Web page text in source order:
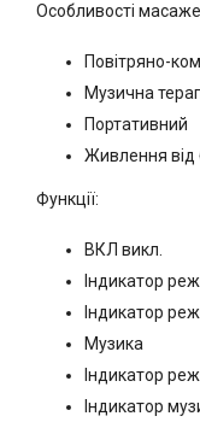
Особливості
Повітряно-
Музична
Портативний
Живлення від
Функції:
ВКЛ викл.
Індикатор
Індикатор
Музика
Індикатор
Індикатор